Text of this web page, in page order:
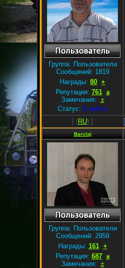
Группа: Пользователи
Сообщений: 1819
Награды: 80 +
Репутация: 761 ±
Замечания: ±
Статус: В рейсе
[ (RU) ]
Barclaj
Группа: Пользователи
Сообщений: 2959
Награды: 161 +
Репутация: 687 ±
Замечания: ±